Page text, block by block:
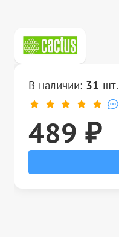
В наличии: 31 шт.
489 ₽